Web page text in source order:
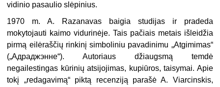
vidinio pasaulio slėpinius.
1970 m. A. Razanavas baigia studijas ir pradeda
mokytojauti kaimo vidurinėje. Tais pačiais metais išleidžia
pirmą eilėraščių rinkinį simboliniu pavadinimu „Atgimimas“
(„Адраджэнне“). Autoriaus džiaugsmą temdė
negailestingas kūrinių atsijojimas, kupiūros, taisymai. Apie
tokį „redagavimą“ piktą recenziją parašė A. Viarcinskis,